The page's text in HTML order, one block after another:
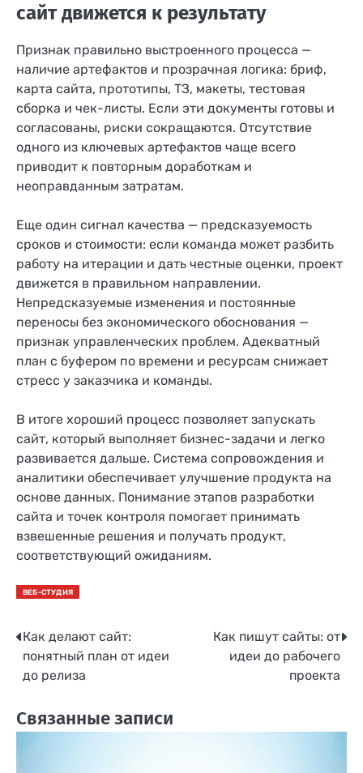
сайт движется к результату
Признак правильно выстроенного процесса —
наличие артефактов и прозрачная логика: бриф,
карта сайта, прототипы, ТЗ, макеты, тестовая
сборка и чек-листы. Если эти документы готовы и
согласованы, риски сокращаются. Отсутствие
одного из ключевых артефактов чаще всего
приводит к повторным доработкам и
неоправданным затратам.
Еще один сигнал качества — предсказуемость
сроков и стоимости: если команда может разбить
работу на итерации и дать честные оценки, проект
движется в правильном направлении.
Непредсказуемые изменения и постоянные
переносы без экономического обоснования —
признак управленческих проблем. Адекватный
план с буфером по времени и ресурсам снижает
стресс у заказчика и команды.
В итоге хороший процесс позволяет запускать
сайт, который выполняет бизнес-задачи и легко
развивается дальше. Система сопровождения и
аналитики обеспечивает улучшение продукта на
основе данных. Понимание этапов разработки
сайта и точек контроля помогает принимать
взвешенные решения и получать продукт,
соответствующий ожиданиям.
ВЕБ-СТУДИЯ
Навигация
по
Как делают сайт:
понятный план от идеи
до релиза
Как пишут сайты: от
идеи до рабочего
проекта
Связанные записи